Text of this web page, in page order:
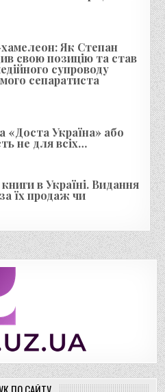
Як Степан
свою позицію та став
супроводу
сепаратиста
«Доста Україна» або
не для всіх…
в Україні. Видання
їх продаж чи